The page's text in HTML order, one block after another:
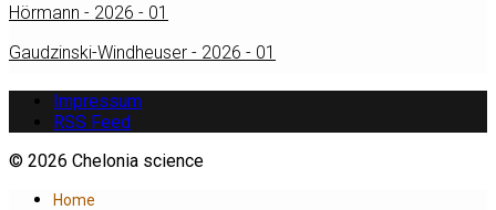
Hörmann - 2026 - 01
Gaudzinski-Windheuser - 2026 - 01
Impressum
RSS Feed
© 2026 Chelonia science
Home